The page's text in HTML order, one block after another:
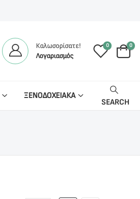
Καλωσορίσατε!
Λογαριασμός
0 0
ΞΕΝΟΔΟΧΕΙΑΚΑ
SEARCH